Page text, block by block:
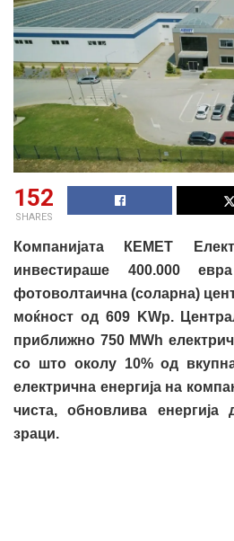
152
SHARES
Компанијата КЕМЕТ
инвестираше 400.000
фотоволтаична (соларна)
моќност од 609 KWp.
приближно 750 MWh
со што околу 10% од
електрична енергија на
чиста, обновлива енергија
зраци.